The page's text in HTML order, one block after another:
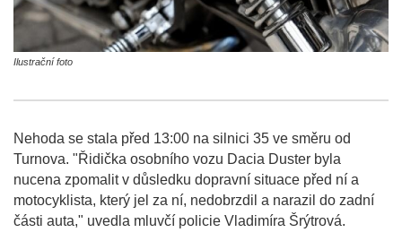
Ilustrační foto
Nehoda se stala před 13:00 na silnici 35 ve směru od
Turnova. "Řidička osobního vozu Dacia Duster byla
nucena zpomalit v důsledku dopravní situace před ní a
motocyklista, který jel za ní, nedobrzdil a narazil do zadní
části auta," uvedla mluvčí policie Vladimíra Šrýtrová.